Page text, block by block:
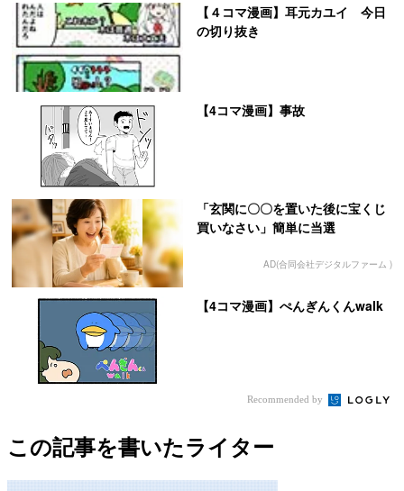
【４コマ漫画】耳元カユイ 今日
の切り抜き
【4コマ漫画】事故
「玄関に〇〇を置いた後に宝くじ
買いなさい」簡単に当選
AD(合同会社デジタルファーム )
【4コマ漫画】ぺんぎんくんwalk
Recommended by
この記事を書いたライター